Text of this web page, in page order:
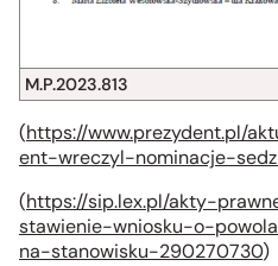
M.P.2023.813
(https://www.prezydent.pl/
ent-wreczyl-nominacje-
(https://sip.lex.pl/akty-
stawienie-wniosku-o-
na-stanowisku-290270730)